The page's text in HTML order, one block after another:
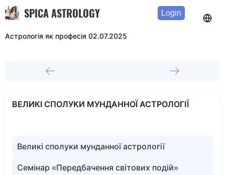
SPICA ASTROLOGY Login
Астрологія як професія 02.07.2025
ВЕЛИКІ СПОЛУКИ МУНДАННОЇ АСТРОЛОГІЇ
Великі сполуки мунданної астрології
Семінар «Передбачення світових подій»